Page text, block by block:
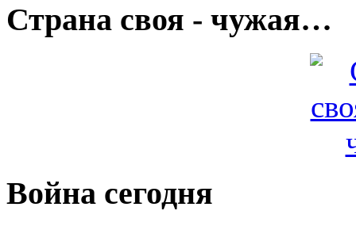
Страна своя - чужая…
Война сегодня